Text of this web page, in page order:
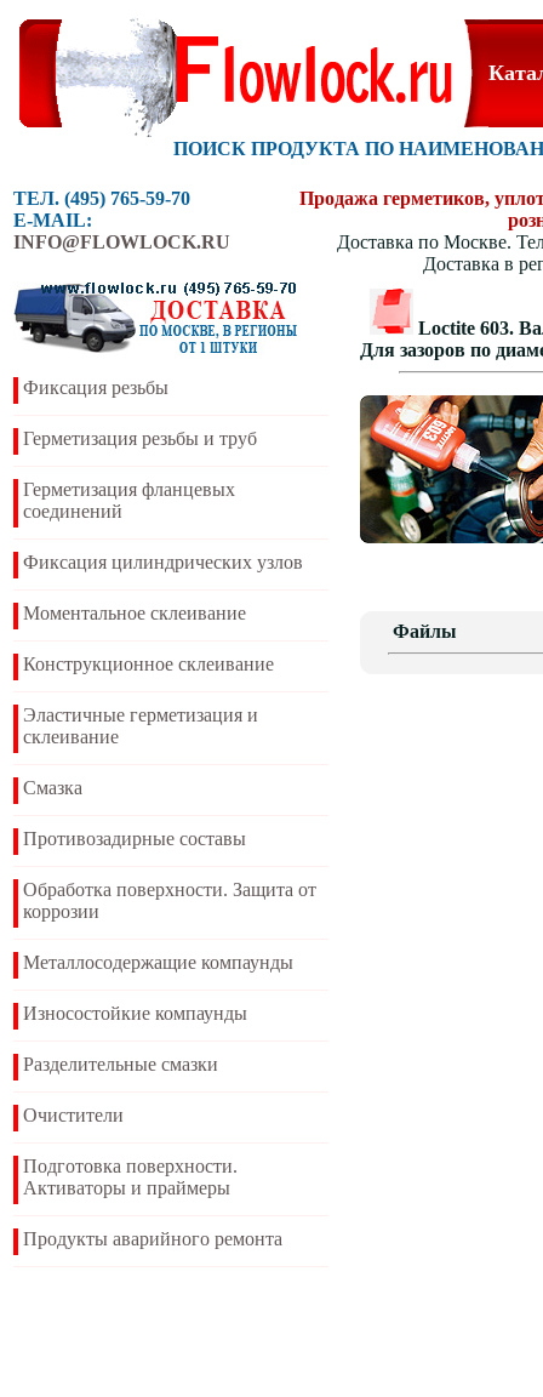
ПОИСК ПРОДУКТА ПО
ТЕЛ. (495) 765-59-70
E-MAIL:
INFO@FLOWLOCK.RU
Продажа герметиков,
Доставка по Москве.
Доставка в
Фиксация резьбы
Герметизация резьбы и труб
Герметизация фланцевых
соединений
Фиксация цилиндрических узлов
Моментальное склеивание
Конструкционное склеивание
Эластичные герметизация и
склеивание
Смазка
Противозадирные составы
Обработка поверхности. Защита от
коррозии
Металлосодержащие компаунды
Износостойкие компаунды
Разделительные смазки
Очистители
Подготовка поверхности.
Активаторы и праймеры
Продукты аварийного ремонта
Loctite 603.
Для зазоров по
Файлы